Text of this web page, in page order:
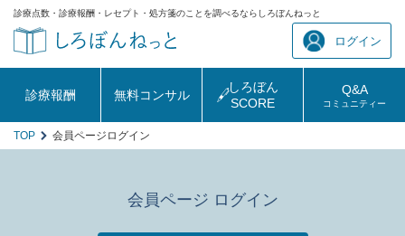
診療点数・診療報酬・レセプト・処方箋のことを調べるならしろぼんねっと
ログイン
診療報酬 無料コンサル
しろぼん
SCORE
Q&A
コミュニティー
TOP 会員ページログイン
会員ページ ログイン